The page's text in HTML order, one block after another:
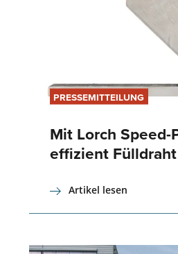
PRESSEMITTEILUNG
Mit Lorch Speed-
effizient
Artikel lesen